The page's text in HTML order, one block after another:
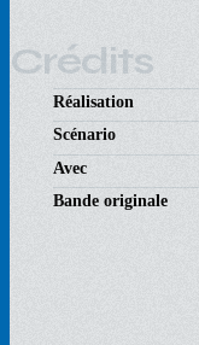
Crédits
Réalisation
Scénario
Avec
Bande originale